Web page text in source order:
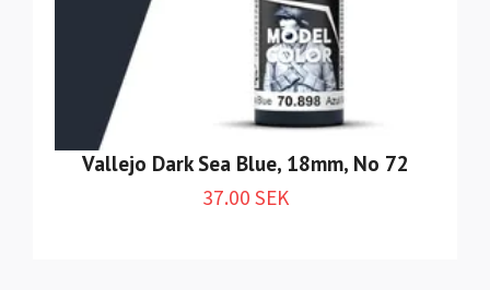
Vallejo Dark Sea Blue, 18mm, No 72
37.00 SEK